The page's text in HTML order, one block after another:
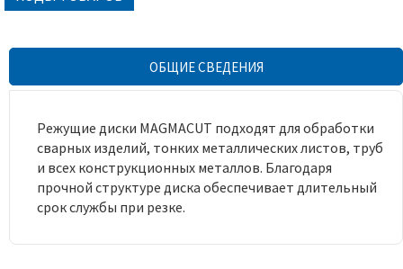
ОБЩИЕ СВЕДЕНИЯ
Режущие диски MAGMACUT подходят для обработки
сварных изделий, тонких металлических листов, труб
и всех конструкционных металлов. Благодаря
прочной структуре диска обеспечивает длительный
срок службы при резке.